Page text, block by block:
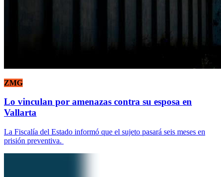
ZMG
Lo vinculan por amenazas contra su esposa en
Vallarta
La Fiscalía del Estado informó que el sujeto pasará seis meses en
prisión preventiva.